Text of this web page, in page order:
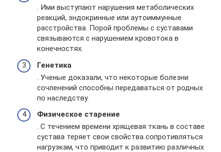
. Ими выступают нарушения метаболических
реакций, эндокринные или аутоиммунные
расстройства. Порой проблемы с суставами
связываются с нарушением кровотока в
конечностях.
Генетика
. Ученые доказали, что некоторые болезни
сочленений способны передаваться от родных
по наследству.
Физическое старение
. С течением времени хрящевая ткань в составе
сустава теряет свои свойства сопротивляться
нагрузкам, что приводит к развитию различных